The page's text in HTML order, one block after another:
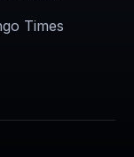
Times